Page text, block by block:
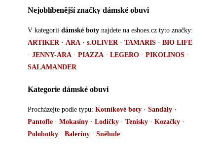
Nejoblíbenější značky dámské obuvi
V kategorii dámské boty najdete na eshoes.cz tyto značky:
ARTIKER · ARA · s.OLIVER · TAMARIS · BIO LIFE
· JENNY-ARA · PIAZZA · LEGERO · PIKOLINOS ·
SALAMANDER
Kategorie dámské obuvi
Procházejte podle typu: Kotníkové boty · Sandály ·
Pantofle · Mokasíny · Lodičky · Tenisky · Kozačky ·
Polobotky · Baleríny · Sněhule